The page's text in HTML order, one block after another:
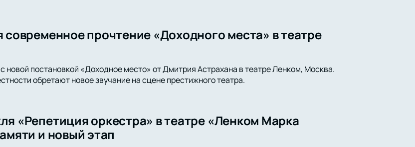
современное прочтение «Доходного места» в театре
новой постановкой «Доходное место» от Дмитрия Астрахана в театре Ленком, Москва.
обретают новое звучание на сцене престижного театра.
«Репетиция оркестра» в театре «Ленком Марка
и новый этап